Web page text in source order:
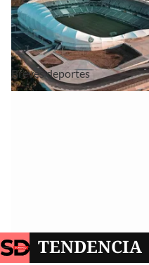
Breves deportes
TENDENCIA